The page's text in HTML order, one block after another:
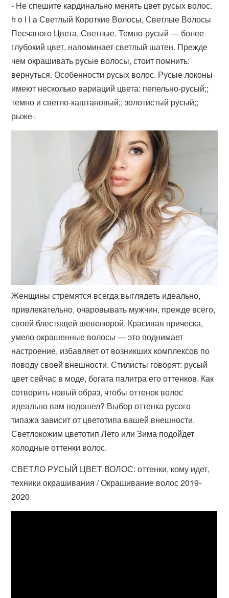
- Не спешите кардинально менять цвет русых волос.
h o l l a Светлый Короткие Волосы, Светлые Волосы
Песчаного Цвета, Светлые. Темно-русый — более
глубокий цвет, напоминает светлый шатен. Прежде
чем окрашивать русые волосы, стоит помнить:
вернуться. Особенности русых волос. Русые локоны
имеют несколько вариаций цвета: пепельно-русый;;
темно и светло-каштановый;; золотистый русый;;
рыже-.
Женщины стремятся всегда выглядеть идеально,
привлекательно, очаровывать мужчин, прежде всего,
своей блестящей шевелюрой. Красивая прическа,
умело окрашенные волосы — это поднимает
настроение, избавляет от возникших комплексов по
поводу своей внешности. Стилисты говорят: русый
цвет сейчас в моде, богата палитра его оттенков. Как
сотворить новый образ, чтобы оттенок волос
идеально вам подошел? Выбор оттенка русого
типажа зависит от цветотипа вашей внешности.
Светлокожим цветотип Лето или Зима подойдет
холодные оттенки волос.
СВЕТЛО РУСЫЙ ЦВЕТ ВОЛОС: оттенки, кому идет,
техники окрашивания / Окрашивание волос 2019-
2020